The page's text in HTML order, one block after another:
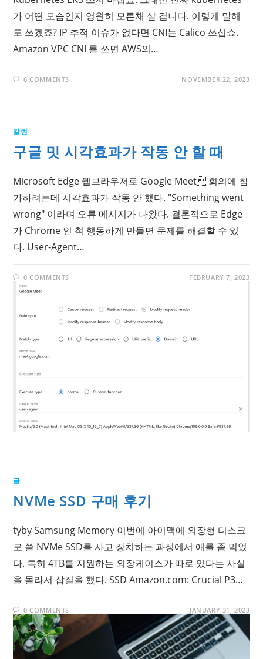
가 어떤 모습인지 영원히 모른채 살 겁니다. 이렇게 말해
도 쓰겠죠? IP 추적 이슈가 없다면 CNI는 Calico 쓰십쇼.
Amazon VPC CNI 를 쓰면 AWS의…
6 COMMENTS NOVEMBER 22, 2023
칼럼
구글 밋 시각효과가 작동 안 할 때
Microsoft Edge 웹브라우저로 Google Meet 회의에 참
가하려는데 시각효과가 작동 안 했다. "Something went
wrong" 이라며 오류 메시지가 나왔다. 결론적으로 Edge
가 Chrome 인 척 행동하게 만들면 문제를 해결할 수 있
다. User-Agent…
0 COMMENTS FEBRUARY 7, 2023
글
NVMe SSD 구매 후기
tyby Samsung Memory 이번에 아이맥에 외장형 디스크
로 쓸 NVMe SSD를 사고 장치하는 과정에서 애를 좀 먹었
다. 특히 4TB를 지원하는 외장케이스가 따로 있다는 사실
을 몰라서 삽질을 했다. SSD Amazon.com: Crucial P3…
0 COMMENTS JANUARY 31, 2023